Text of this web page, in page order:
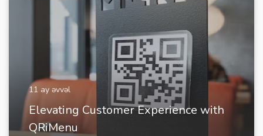
11 ay əvvəl
Elevating Customer Experience with
QRiMenu